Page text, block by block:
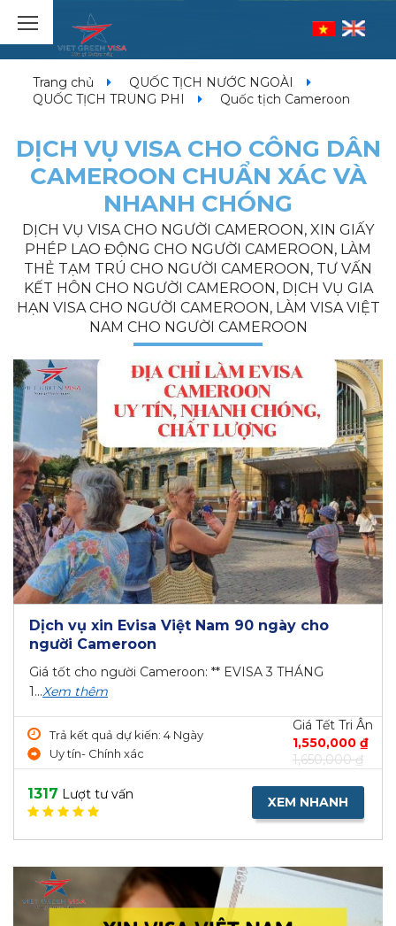
Trang chủ
QUỐC TỊCH NƯỚC NGOÀI
QUỐC TỊCH TRUNG PHI
Quốc tịch Cameroon
DỊCH VỤ VISA CHO CÔNG DÂN
CAMEROON CHUẨN XÁC VÀ
NHANH CHÓNG
DỊCH VỤ VISA CHO NGƯỜI CAMEROON, XIN GIẤY
PHÉP LAO ĐỘNG CHO NGƯỜI CAMEROON, LÀM
THẺ TẠM TRÚ CHO NGƯỜI CAMEROON, TƯ VẤN
KẾT HÔN CHO NGƯỜI CAMEROON, DỊCH VỤ GIA
HẠN VISA CHO NGƯỜI CAMEROON, LÀM VISA VIỆT
NAM CHO NGƯỜI CAMEROON
Dịch vụ xin Evisa Việt Nam 90 ngày cho
người Cameroon
Giá tốt cho người Cameroon: ** EVISA 3 THÁNG
1...Xem thêm
Trả kết quả dự kiến: 4 Ngày
Uy tín- Chính xác
Giá Tết Tri Ân
1,550,000 ₫
1,650,000 ₫
1317 Lượt tư vấn XEM NHANH